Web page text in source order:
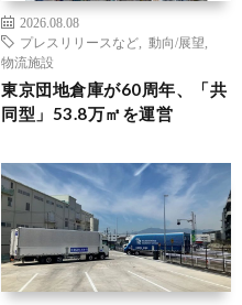
2026.08.08
プレスリリースなど
動向/展望
物流施設
東京団地倉庫が60周年、「共
同型」53.8万㎡を運営